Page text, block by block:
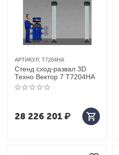
АРТИКУЛ: T7204HA
Стенд сход-развал 3D
Техно Вектор 7 T7204HA
28 226 201₽